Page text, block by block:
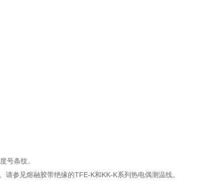
号条纹。
参见熔融胶带绝缘的TFE-K和KK-K系列热电偶测温线。